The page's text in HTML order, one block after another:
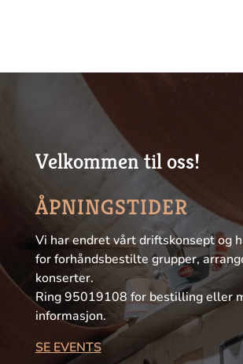
Velkommen til oss!
ÅPNINGSTIDER
Vi har endret vårt driftskonsept og
for forhåndsbestilte grupper,
konserter.
Ring 95019108 for bestilling eller
informasjon.
SE EVENTS